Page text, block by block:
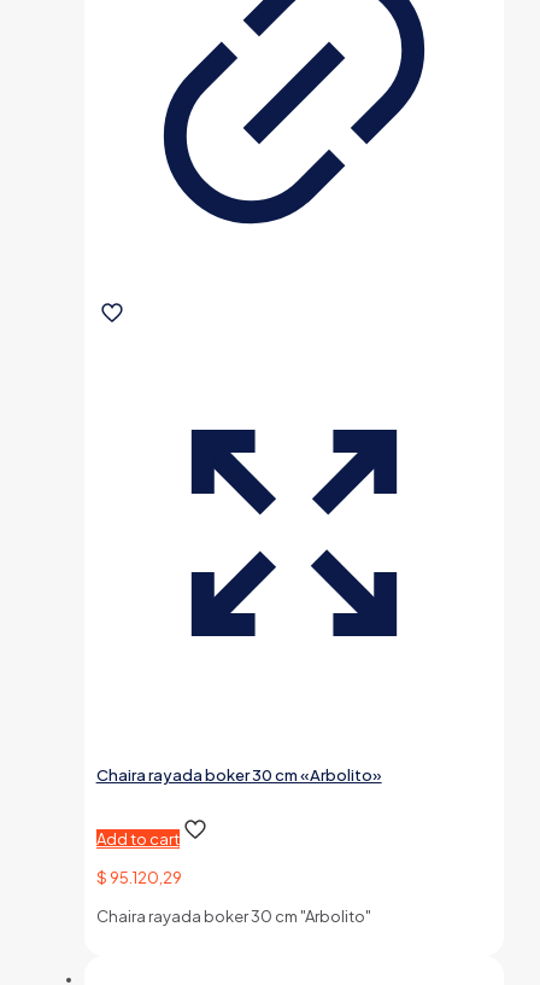
Chaira rayada boker 30 cm «Arbolito»
Add to cart
$ 95.120,29
Chaira rayada boker 30 cm "Arbolito"